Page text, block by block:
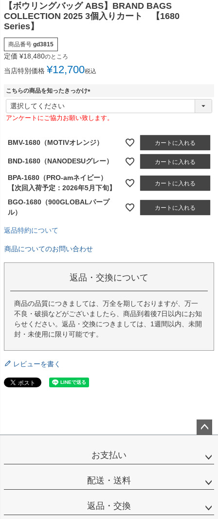
【ボウリングバッグ ABS】BRAND BAGS
COLLECTION 2025 3個入りカート 【1680
Series】
商品番号 gd3815
定価 ¥18,480のところ
当店特別価格 ¥12,700税込
こちらの商品を知ったきっかけ
(
須
アンケートにご協力お願い致します。
BMV-1680（MOTIVオレンジ） カートに入れる
BND-1680（NANODESUグレー） カートに入れる
BPA-1680（PRO-amネイビー）
【次回入荷予定：2026年5月下旬】
カートに入れる
BGO-1680（900GLOBALパープ
ル）
カートに入れる
返品特約について
商品についてのお問い合わせ
返品・交換について
商品の品質につきましては、万全を期しておりますが、万一
不良・破損などがございましたら、商品到着後7日以内にお知
らせください。返品・交換につきましては、1週間以内、未開
封・未使用に限り可能です。
レビューを書く
ップ
お支払い
配送・送料
返品・交換